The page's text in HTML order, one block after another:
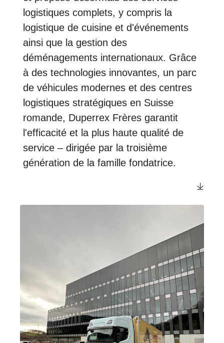
logistiques complets, y compris la
logistique de cuisine et d'événements
ainsi que la gestion des
déménagements internationaux. Grâce
à des technologies innovantes, un parc
de véhicules modernes et des centres
logistiques stratégiques en Suisse
romande, Duperrex Frères garantit
l'efficacité et la plus haute qualité de
service – dirigée par la troisième
génération de la famille fondatrice.